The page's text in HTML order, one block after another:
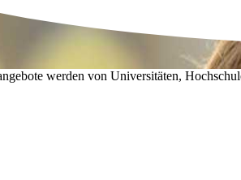
werden von Universitäten,